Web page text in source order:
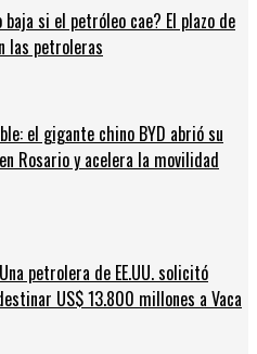
si el petróleo cae? El plazo de
las petroleras
el gigante chino BYD abrió su
Rosario y acelera la movilidad
petrolera de EE.UU. solicitó
US$ 13.800 millones a Vaca